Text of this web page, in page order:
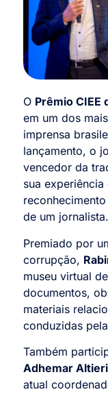
O Prêmio CIEE
em um dos
imprensa
lançamento, o
vencedor da
sua
de um jornalista.
Premiado por
corrupção,
museu virtual
documentos,
materiais
conduzidas
Também
Adhemar Altieri
atual